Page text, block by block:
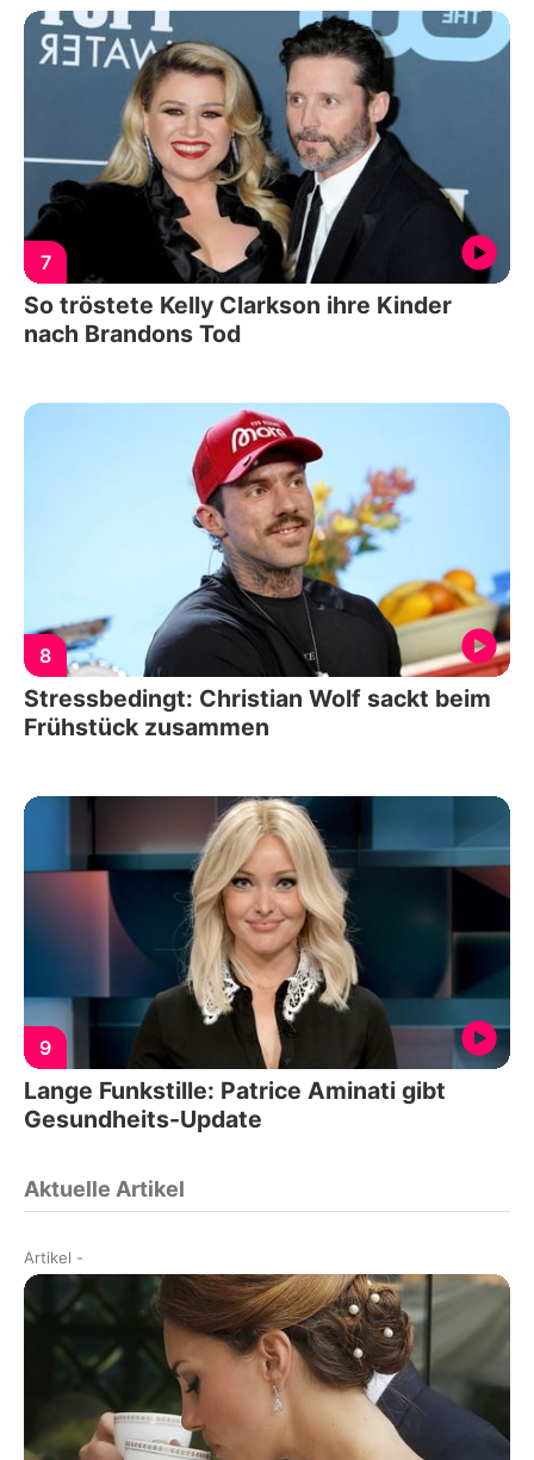
7
So tröstete Kelly Clarkson ihre Kinder
nach Brandons Tod
8
Stressbedingt: Christian Wolf sackt beim
Frühstück zusammen
9
Lange Funkstille: Patrice Aminati gibt
Gesundheits-Update
Aktuelle Artikel
Artikel -